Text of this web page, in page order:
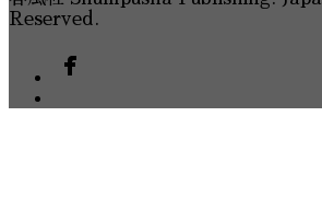
Reserved.